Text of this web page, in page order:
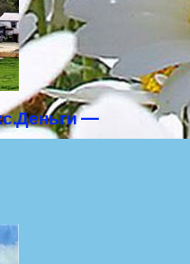
—